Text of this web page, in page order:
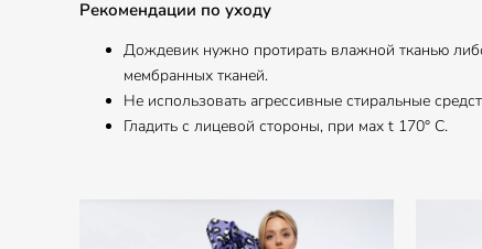
Рекомендации по уходу
Дождевик нужно протирать влажной тканью
мембранных тканей.
Не использовать агрессивные стиральные
Гладить с лицевой стороны, при маx t 170° С.